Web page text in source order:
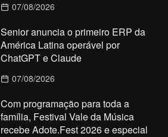
07/08/2026
Senior anuncia o primeiro ERP da
América Latina operável por
ChatGPT e Claude
07/08/2026
Com programação para toda a
família, Festival Vale da Música
recebe Adote.Fest 2026 e especial